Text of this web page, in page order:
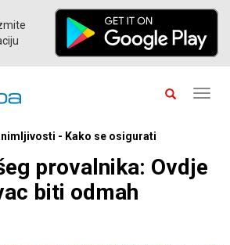
- Kako se osigurati
provalnika: Ovdje
biti odmah